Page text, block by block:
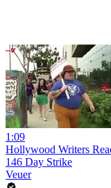
1:09
Hollywood Writers
146 Day Strike
Veuer